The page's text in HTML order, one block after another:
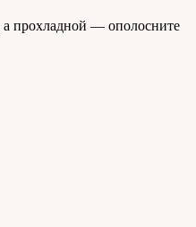
а прохладной — ополосните